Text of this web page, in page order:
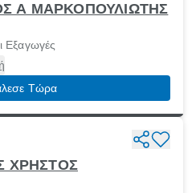
Α ΜΑΡΚΟΠΟΥΛΙΩΤΗΣ
Εξαγωγές
Τώρα
ΧΡΗΣΤΟΣ